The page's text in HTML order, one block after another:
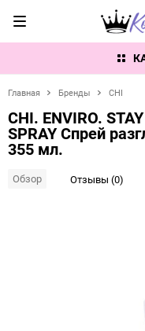
Главная Бренды CHI
CHI. ENVIRO.
SPRAY Спрей
355 мл.
Обзор Отзывы (0)